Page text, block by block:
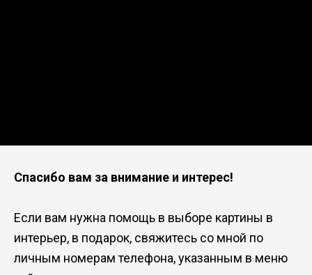
Спасибо вам за внимание и интерес!
Если вам нужна помощь в выборе картины в
интерьер, в подарок, свяжитесь со мной по
личным номерам телефона, указанным в меню